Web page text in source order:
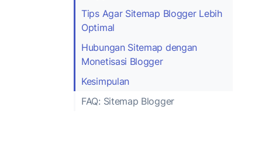
Tips Agar Sitemap Blogger Lebih
Optimal
Hubungan Sitemap dengan
Monetisasi Blogger
Kesimpulan
FAQ: Sitemap Blogger